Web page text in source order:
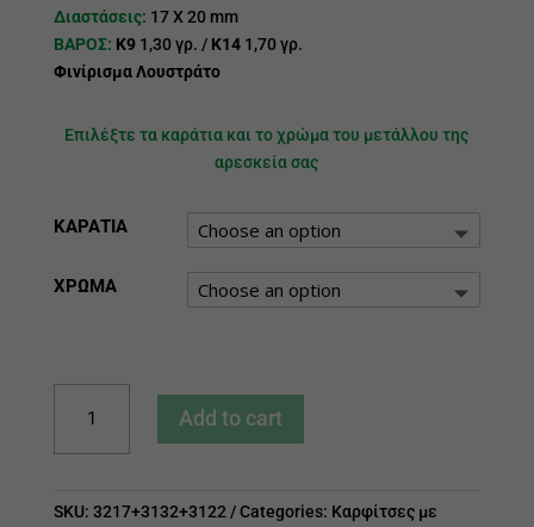
Διαστάσεις: 17 Χ 20 mm
ΒΑΡΟΣ: Κ91,30 γρ. / Κ141,70 γρ.
Φινίρισμα Λουστράτο
Επιλέξτε τα καράτια και το χρώμα του μετάλλου της
αρεσκεία σας
ΚΑΡΑΤΙΑ
ΧΡΩΜΑ
Κωνσταντινάτο
quantity
Add to cart
SKU: 3217+3132+3122 Categories: Καρφίτσες με